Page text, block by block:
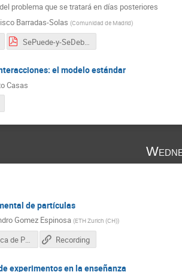
problema que se tratará en días posteriores
Barradas-Solas (Comunidad de Madrid)
SePuede-y-SeDebe.pdf
el modelo estándar
Casas
de partículas
Gomez Espinosa (ETH Zurich (CH))
Intro a Fisica de Particulas experimental -Slides Recording
experimentos en la enseñanza